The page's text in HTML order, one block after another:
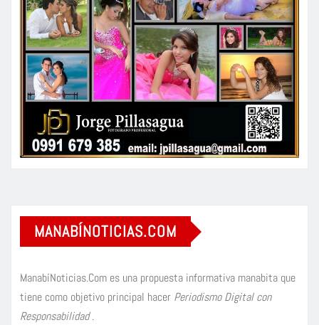
MANABÍNOTICIAS.COM
ManabíNoticias.Com es una propuesta informativa manabita que
tiene como objetivo principal hacer Periodismo Digital con
Responsabilidad.